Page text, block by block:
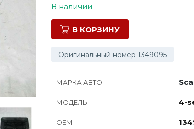
В наличии
В КОРЗИНУ
Оригинальный номер 1349095
МАРКА АВТО
МОДЕЛЬ 4-
ОЕМ